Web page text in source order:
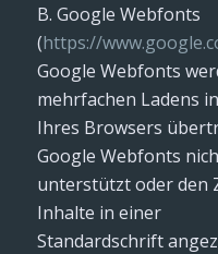
B. Google Webfonts
(https://
Google Webfonts
mehrfachen Ladens
Ihres Browsers
Google Webfonts
unterstützt oder den
Inhalte in einer
Standardschrift